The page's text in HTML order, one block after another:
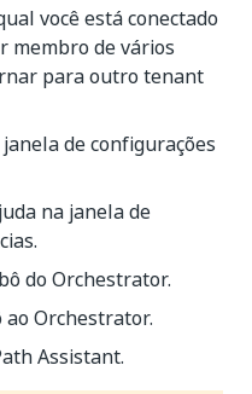
você está conectado
membro de vários
para outro tenant
de configurações
na janela de
do Orchestrator.
Orchestrator.
Assistant.